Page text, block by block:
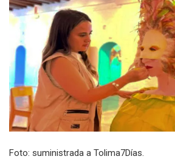
Foto: suministrada a Tolima7Días.